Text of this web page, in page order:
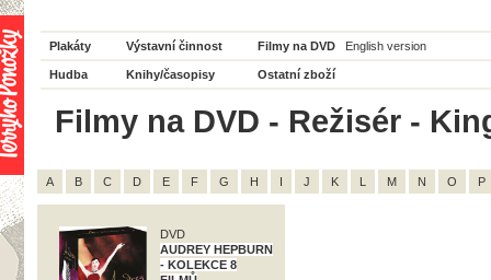
Plakáty Výstavní činnost Filmy na DVD English version
Hudba Knihy/časopisy Ostatní zboží
Filmy na DVD - Režisér -
A B C D E F G H I J K L M N O P
DVD
AUDREY HEPBURN
- KOLEKCE 8